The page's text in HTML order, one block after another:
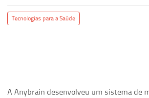
Tecnologias para a Saúde
A Anybrain desenvolveu um sistema de